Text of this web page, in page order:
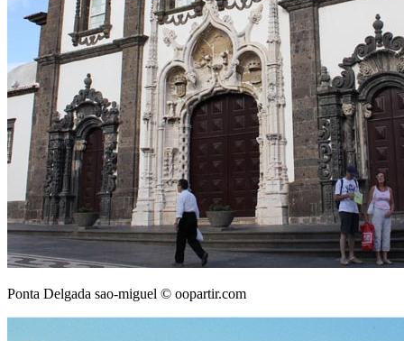
Ponta Delgada sao-miguel © oopartir.com